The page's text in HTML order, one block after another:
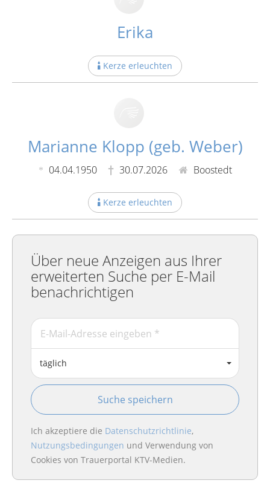
Erika
Kerze erleuchten
Marianne Klopp (geb. Weber)
04.04.1950 30.07.2026 Boostedt
Kerze erleuchten
Über neue Anzeigen aus Ihrer
erweiterten Suche per E-Mail
benachrichtigen
täglich
Suche speichern
Ich akzeptiere die Datenschutzrichtlinie,
Nutzungsbedingungen und Verwendung von
Cookies von Trauerportal KTV-Medien.